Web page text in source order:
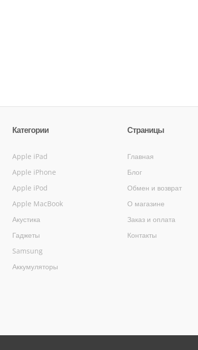
Категории
Apple iPad
Apple iPhone
Apple iPod
Apple MacBook
Акустика
Гаджеты
Samsung
Аккумуляторы
Страницы
Главная
Блог
Обмен и возврат
О магазине
Заказ и оплата
Контакты